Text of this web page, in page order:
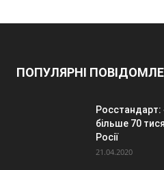
ПОПУЛЯРНІ
Росстандарт:
більше 70
Росії
21.04.2020